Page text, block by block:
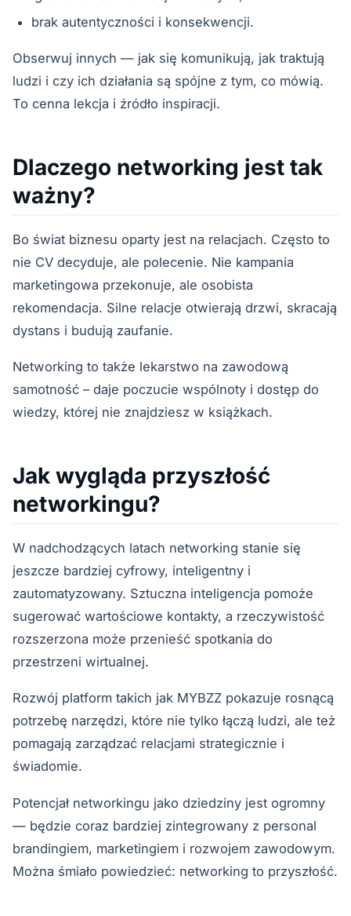
brak autentyczności i konsekwencji.
Obserwuj innych — jak się komunikują, jak traktują
ludzi i czy ich działania są spójne z tym, co mówią.
To cenna lekcja i źródło inspiracji.
Dlaczego networking jest tak
ważny?
Bo świat biznesu oparty jest na relacjach. Często to
nie CV decyduje, ale polecenie. Nie kampania
marketingowa przekonuje, ale osobista
rekomendacja. Silne relacje otwierają drzwi, skracają
dystans i budują zaufanie.
Networking to także lekarstwo na zawodową
samotność – daje poczucie wspólnoty i dostęp do
wiedzy, której nie znajdziesz w książkach.
Jak wygląda przyszłość
networkingu?
W nadchodzących latach networking stanie się
jeszcze bardziej cyfrowy, inteligentny i
zautomatyzowany. Sztuczna inteligencja pomoże
sugerować wartościowe kontakty, a rzeczywistość
rozszerzona może przenieść spotkania do
przestrzeni wirtualnej.
Rozwój platform takich jak MYBZZ pokazuje rosnącą
potrzebę narzędzi, które nie tylko łączą ludzi, ale też
pomagają zarządzać relacjami strategicznie i
świadomie.
Potencjał networkingu jako dziedziny jest ogromny
— będzie coraz bardziej zintegrowany z personal
brandingiem, marketingiem i rozwojem zawodowym.
Można śmiało powiedzieć: networking to przyszłość.